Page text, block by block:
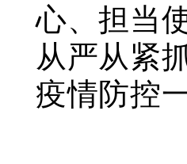
心、担当
从严从紧
疫情防控